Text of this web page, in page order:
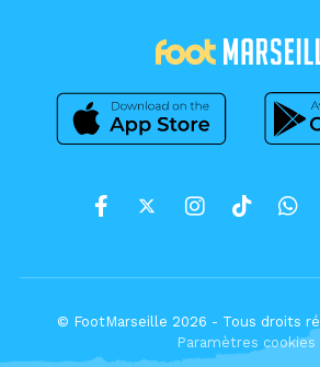
© FootMarseille 2026 - Tous droits
Paramètres cookies